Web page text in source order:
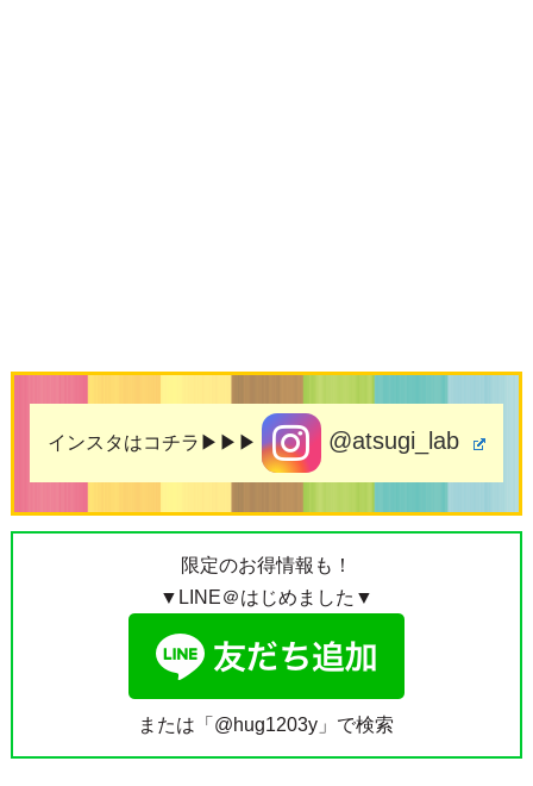
インスタはコチラ▶▶▶ @atsugi_lab
限定のお得情報も！
▼LINE＠はじめました▼
または「@hug1203y」で検索